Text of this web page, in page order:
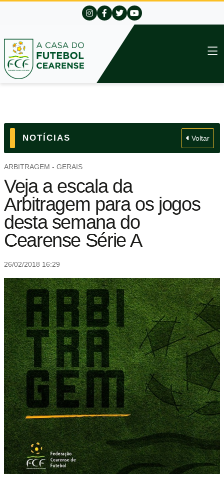
NOTÍCIAS Voltar
ARBITRAGEM - GERAIS
Veja a escala da
Arbitragem para os jogos
desta semana do
Cearense Série A
26/02/2018 16:29